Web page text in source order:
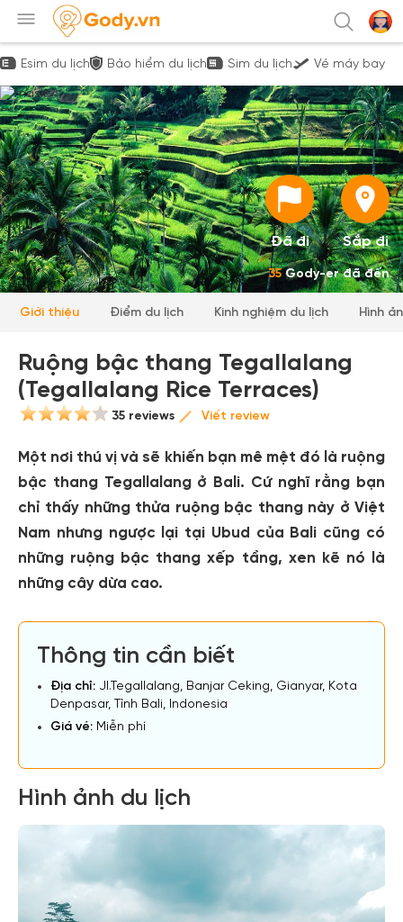
Esim du lịch Bảo hiểm du lịch Sim du lịch Vé máy bay
Đã đi Sắp đi
35 Gody-er đã đến
Giới thiệu Điểm du lịch Kinh nghiệm du lịch Hình
Ruộng bậc thang Tegallalang
(Tegallalang Rice Terraces)
35 reviews Viết review
Một nơi thú vị và sẽ khiến bạn mê mệt đó là ruộng
bậc thang Tegallalang ở Bali. Cứ nghĩ rằng bạn
chỉ thấy những thửa ruộng bậc thang này ở Việt
Nam nhưng ngược lại tại Ubud của Bali cũng có
những ruộng bậc thang xếp tầng, xen kẽ nó là
những cây dừa cao.
Thông tin cần biết
Địa chỉ: Jl.Tegallalang, Banjar Ceking, Gianyar, Kota
Denpasar, Tỉnh Bali, Indonesia
Giá vé: Miễn phí
Hình ảnh du lịch